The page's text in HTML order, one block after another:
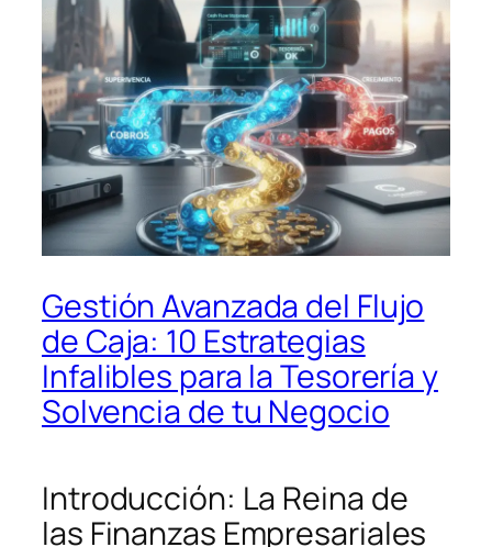
Gestión Avanzada del Flujo
de Caja: 10 Estrategias
Infalibles para la Tesorería y
Solvencia de tu Negocio
Introducción: La Reina de
las Finanzas Empresariales